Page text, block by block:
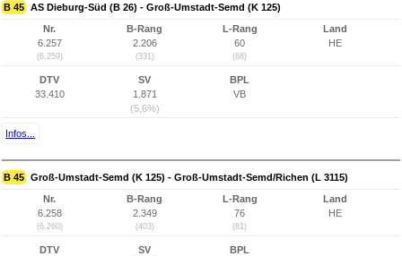
B 45 AS Dieburg-Süd (B 26) - Groß-Umstadt-Semd (K 125)
Nr.
6.257
(6.259)
B-Rang
2.206
(331)
L-Rang
60
(68)
Land
HE
DTV
33.410
SV
1.871
(5,6%)
BPL
VB
Infos...
B 45 Groß-Umstadt-Semd (K 125) - Groß-Umstadt-Semd/Richen (L 3115)
Nr.
6.258
(6.260)
B-Rang
2.349
(403)
L-Rang
76
(81)
Land
HE
DTV
SV
BPL